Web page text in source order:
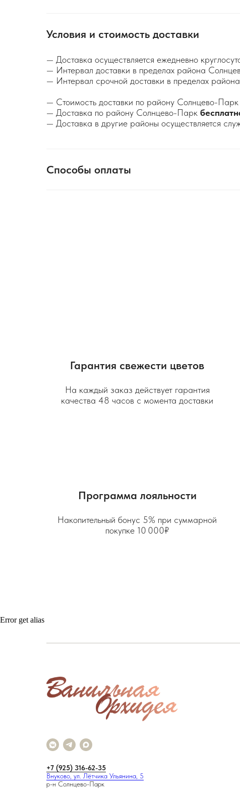
Условия и стоимость доставки
— Доставка осуществляется ежедневно
— Интервал доставки в пределах района
— Интервал срочной доставки в пределах
— Стоимость доставки по району Солнцево-
— Доставка по району Солнцево-Парк
— Доставка в другие районы осуществляется
Способы оплаты
Гарантия свежести цветов
На каждый заказ действует гарантия
качества 48 часов с момента доставки
Программа лояльности
Накопительный бонус 5% при суммарной
покупке 10 000₽
Error get alias
+7 (925) 316-62-35
Внуково, ул. Лётчика Ульянина, 5
р-н Солнцево-Парк